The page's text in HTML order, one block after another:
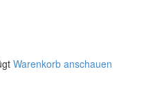
Warenkorb anschauen